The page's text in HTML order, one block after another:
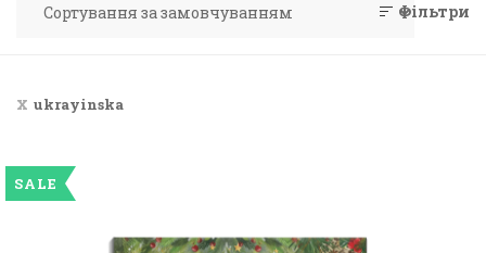
Фільтри
ukrayinska
SALE